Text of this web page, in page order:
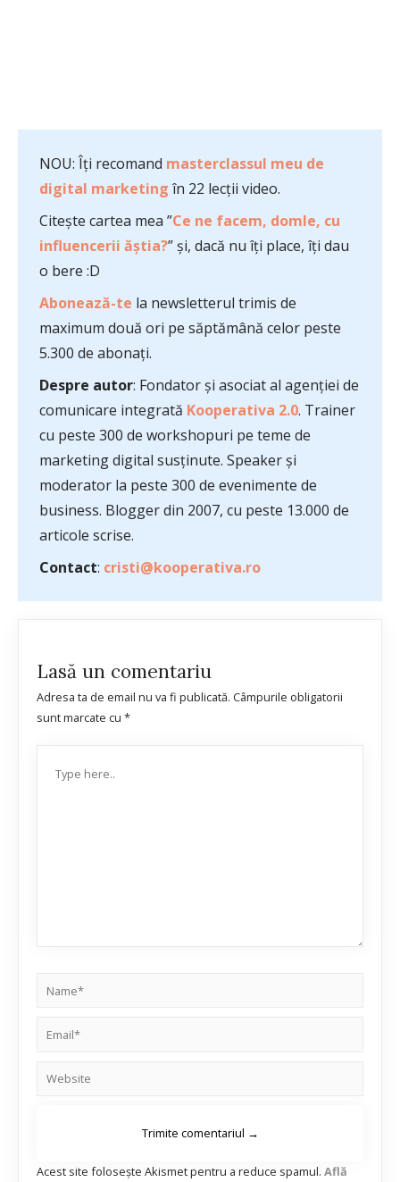
NOU: Îți recomand masterclassul meu de
digital marketing în 22 lecții video.
Citește cartea mea ”Ce ne facem, domle, cu
influencerii ăștia?” și, dacă nu îți place, îți dau
o bere :D
Abonează-te la newsletterul trimis de
maximum două ori pe săptămână celor peste
5.300 de abonați.
Despre autor: Fondator și asociat al agenției de
comunicare integrată Kooperativa 2.0. Trainer
cu peste 300 de workshopuri pe teme de
marketing digital susținute. Speaker și
moderator la peste 300 de evenimente de
business. Blogger din 2007, cu peste 13.000 de
articole scrise.
Contact: cristi@kooperativa.ro
Lasă un comentariu
Adresa ta de email nu va fi publicată. Câmpurile obligatorii
sunt marcate cu *
Acest site folosește Akismet pentru a reduce spamul. Află